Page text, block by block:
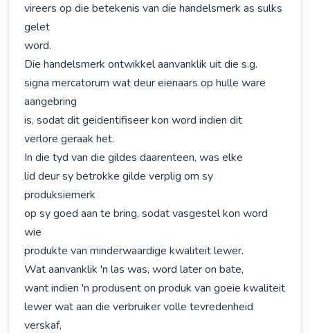
vireers op die betekenis van die handelsmerk as sulks
gelet
word.
Die handelsmerk ontwikkel aanvanklik uit die s.g.
signa mercatorum wat deur eienaars op hulle ware
aangebring
is, sodat dit geidentifiseer kon word indien dit
verlore geraak het.
In die tyd van die gildes daarenteen, was elke
lid deur sy betrokke gilde verplig om sy
produksiemerk
op sy goed aan te bring, sodat vasgestel kon word
wie
produkte van minderwaardige kwaliteit lewer.
Wat aanvanklik 'n las was, word later on bate,
want indien 'n produsent on produk van goeie kwaliteit
lewer wat aan die verbruiker volle tevredenheid
verskaf,